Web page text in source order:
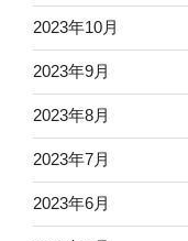
2023年10月
2023年9月
2023年8月
2023年7月
2023年6月